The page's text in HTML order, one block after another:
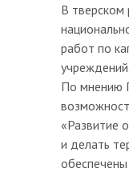
В тверском
работ по
учреждений.
По мнению
«Развитие
и делать